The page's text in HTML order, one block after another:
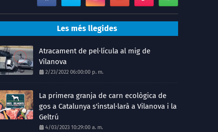
Les més llegides
Atracament de pel·lícula al mig de
Vilanova
2/23/2022 06:00:00 p. m.
La primera granja de carn ecològica de
gos a Catalunya s'instal·larà a Vilanova i la
Geltrú
4/03/2023 10:29:00 a. m.